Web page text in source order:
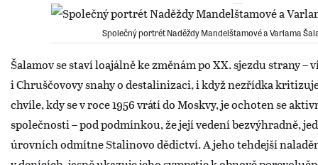
Společný portrét Naděždy Mandelštamové a Varlama
Šalamov se staví loajálně ke změnám po XX. sjezdu strany –
i Chruščovovy snahy o destalinizaci, i když nezřídka
chvíle, kdy se v roce 1956 vrátí do Moskvy, je ochoten se
společnosti – pod podmínkou, že její vedení bezvýhradně,
úrovních odmítne Stalinovo dědictví. A jeho tehdejší